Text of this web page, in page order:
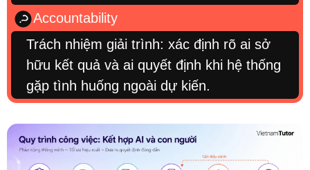
Accountability
Trách nhiệm giải trình: xác định rõ ai sở
hữu kết quả và ai quyết định khi hệ thống
gặp tình huống ngoài dự kiến.